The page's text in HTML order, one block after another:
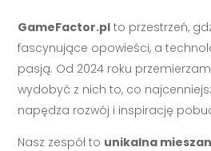
GameFactor.pl to przestrzeń,
fascynujące opowieści, a
pasją. Od 2024 roku
wydobyć z nich to, co
napędza rozwój i inspirację
Nasz zespół to unikalna